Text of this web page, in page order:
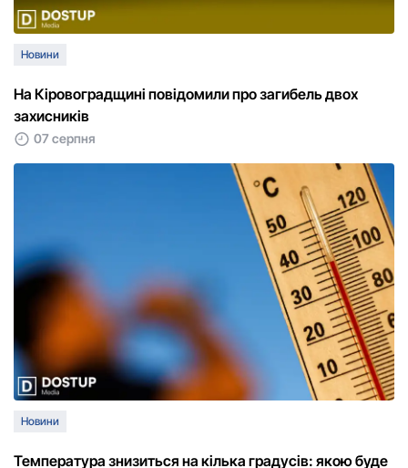
Новини
На Кіровоградщині повідомили про загибель двох
захисників
07 серпня
Новини
Температура знизиться на кілька градусів: якою буде